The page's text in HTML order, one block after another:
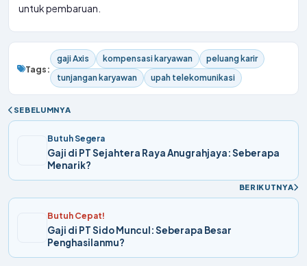
untuk pembaruan.
Tags:
gaji Axis kompensasi karyawan
peluang karir
tunjangan karyawan
upah telekomunikasi
SEBELUMNYA
Butuh Segera
Gaji di PT Sejahtera Raya Anugrahjaya: Seberapa
Menarik?
BERIKUTNYA
Butuh Cepat!
Gaji di PT Sido Muncul: Seberapa Besar
Penghasilanmu?